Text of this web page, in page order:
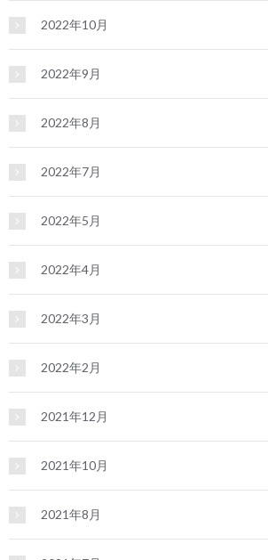
2022年10月
2022年9月
2022年8月
2022年7月
2022年5月
2022年4月
2022年3月
2022年2月
2021年12月
2021年10月
2021年8月